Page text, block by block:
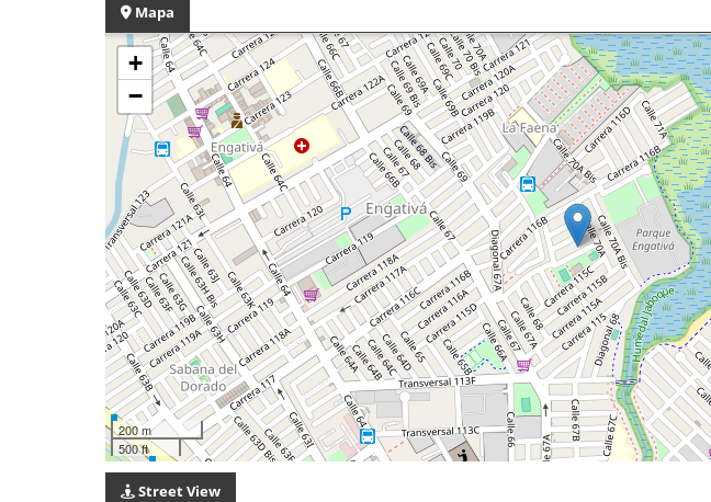
Mapa
+
−
200 m
500 ft
Street View